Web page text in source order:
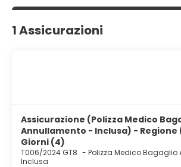
1 Assicurazioni
Assicurazione (Polizza Medico
Annullamento - Inclusa) - Regione
Giorni (4)
T006/2024 GT8 - Polizza Medico
Inclusa